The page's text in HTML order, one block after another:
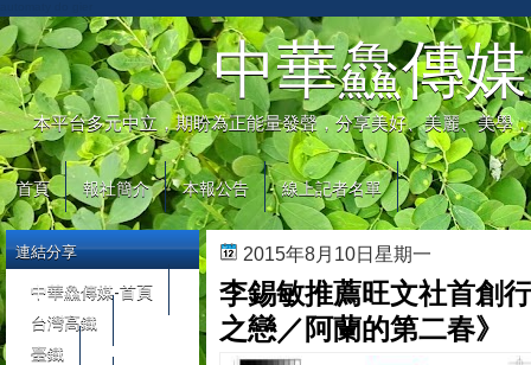
中華鱻傳媒
本平台多元中立，期盼為正能量發聲，分享美好、美麗、美學
首頁 報社簡介 本報公告 線上記者名單
2015年8月10日星期一
李錫敏推薦旺文社首創
之戀／阿蘭的第二春》
連結分享
中華鱻傳媒-首頁
台灣高鐵
臺鐵